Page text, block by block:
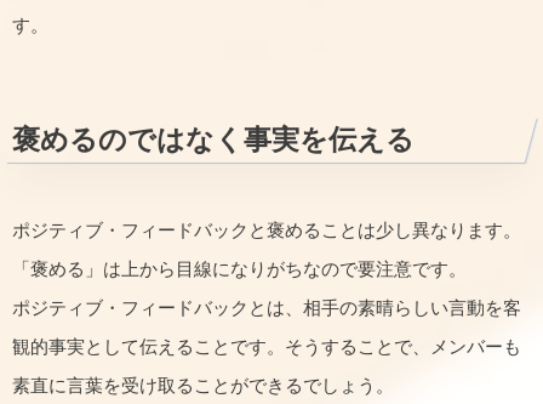
す。
褒めるのではなく事実を伝える
ポジティブ・フィードバックと褒めることは少し異なります。
「褒める」は上から目線になりがちなので要注意です。
ポジティブ・フィードバックとは、相手の素晴らしい言動を客
観的事実として伝えることです。そうすることで、メンバーも
素直に言葉を受け取ることができるでしょう。